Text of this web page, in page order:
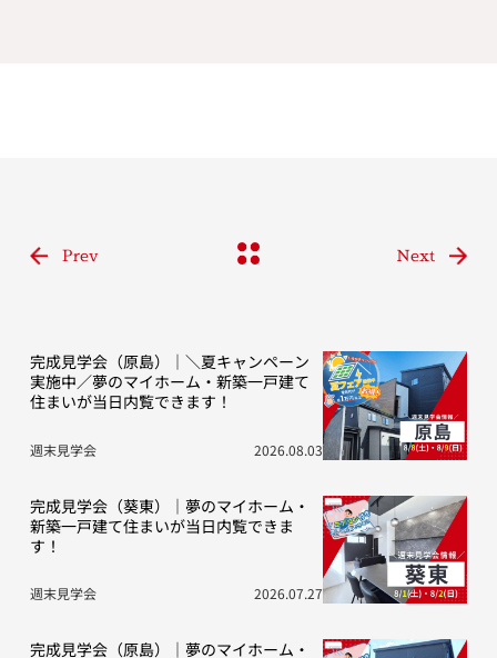
Prev Next
完成見学会（原島）｜＼夏キャンペーン
実施中／夢のマイホーム・新築一戸建て
住まいが当日内覧できます！
週末見学会 2026.08.03
完成見学会（葵東）｜夢のマイホーム・
新築一戸建て住まいが当日内覧できま
す！
週末見学会 2026.07.27
完成見学会（原島）｜夢のマイホーム・